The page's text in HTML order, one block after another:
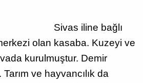
Sivas iline bağlı
olan kasaba. Kuzeyi ve
kurulmuştur. Demir
ve hayvancılık da